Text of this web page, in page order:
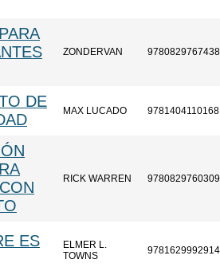
ZONDERVAN 9780829767438
DE
MAX LUCADO 9781404110168
RICK WARREN 9780829760309
ES
ELMER L.
TOWNS
9781629992914